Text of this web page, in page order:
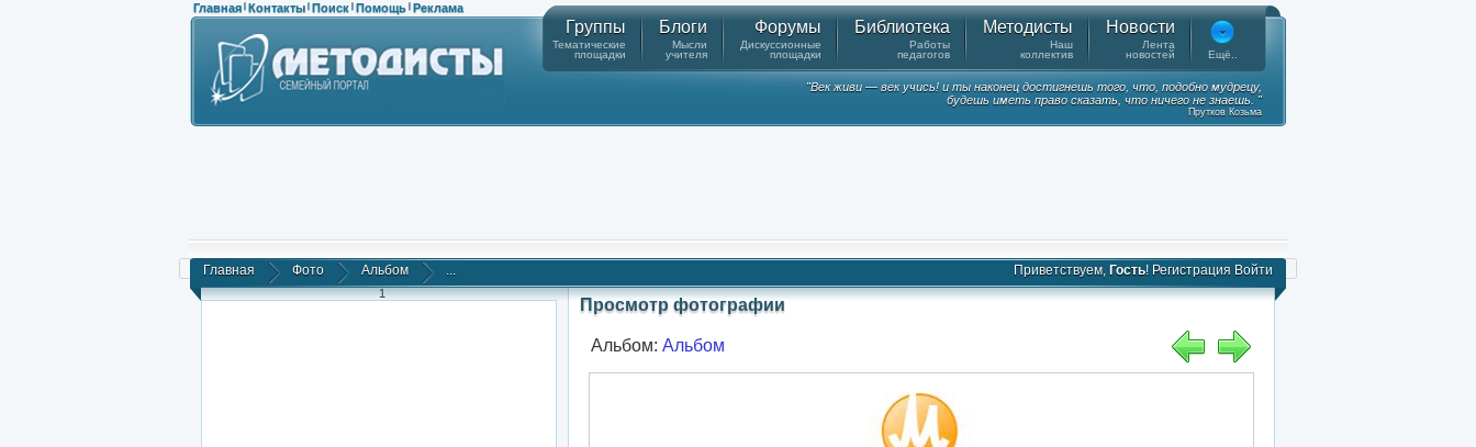
Главная | Контакты | Поиск | Помощь | Реклама
Группы
Тематические
площадки
Блоги
Мысли
учителя
Форумы
Дискуссионные
площадки
Библиотека
Работы
педагогов
Методисты
Наш
коллектив
Новости
Лента
новостей
Ещё..
"Век живи — век учись! и ты наконец достигнешь того, что, подобно мудрецу,
будешь иметь право сказать, что ничего не знаешь. "
Прутков Козьма
Главная Фото Альбом ... Приветствуем, Гость! Регистрация Войти
1
Просмотр фотографии
Альбом: Альбом